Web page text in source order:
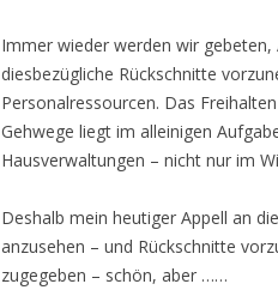
Immer wieder werden wir
diesbezügliche Rückschnitte
Personalressourcen. Das
Gehwege liegt im alleinigen
Hausverwaltungen – nicht nur im
Deshalb mein heutiger Appell an
anzusehen – und Rückschnitte
zugegeben – schön, aber ……